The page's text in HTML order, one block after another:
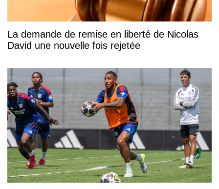
La demande de remise en liberté de Nicolas
David une nouvelle fois rejetée